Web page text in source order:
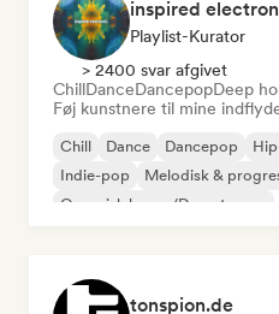
inspired
Playlist-Kurator
> 2400 svar afgivet
ChillDanceDancepopDeep
Føj kunstnere til mine
Chill Dance Dancepop
Indie-pop
Melodisk &
Organisk house/Downtempo
tonspion.de